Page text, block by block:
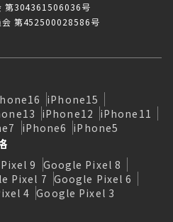
第304361506036号
会 第452500028586号
iPhone15
iPhone12 iPhone11
iPhone6 iPhone5
9
Google Pixel 8
Pixel 7 Google Pixel 6
4 Google Pixel 3